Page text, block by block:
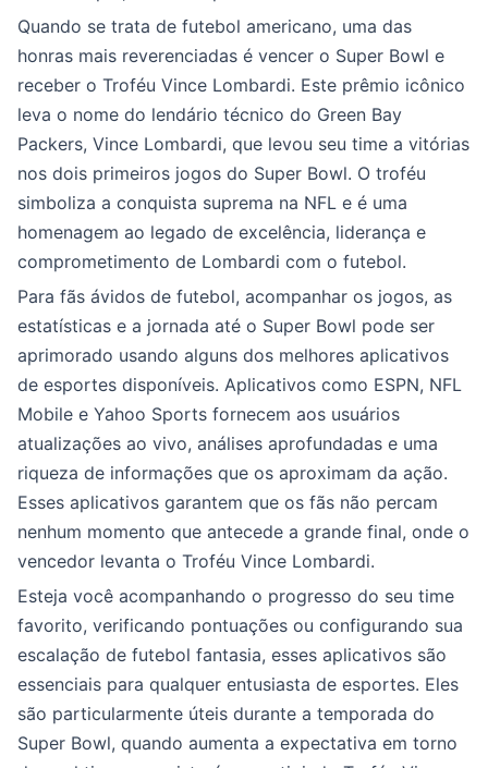
Quando se trata de futebol americano, uma das
honras mais reverenciadas é vencer o Super Bowl e
receber o Troféu Vince Lombardi. Este prêmio icônico
leva o nome do lendário técnico do Green Bay
Packers, Vince Lombardi, que levou seu time a vitórias
nos dois primeiros jogos do Super Bowl. O troféu
simboliza a conquista suprema na NFL e é uma
homenagem ao legado de excelência, liderança e
comprometimento de Lombardi com o futebol.
Para fãs ávidos de futebol, acompanhar os jogos, as
estatísticas e a jornada até o Super Bowl pode ser
aprimorado usando alguns dos melhores aplicativos
de esportes disponíveis. Aplicativos como ESPN, NFL
Mobile e Yahoo Sports fornecem aos usuários
atualizações ao vivo, análises aprofundadas e uma
riqueza de informações que os aproximam da ação.
Esses aplicativos garantem que os fãs não percam
nenhum momento que antecede a grande final, onde o
vencedor levanta o Troféu Vince Lombardi.
Esteja você acompanhando o progresso do seu time
favorito, verificando pontuações ou configurando sua
escalação de futebol fantasia, esses aplicativos são
essenciais para qualquer entusiasta de esportes. Eles
são particularmente úteis durante a temporada do
Super Bowl, quando aumenta a expectativa em torno